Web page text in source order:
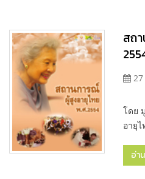
สถ
27
โดย
อายุ
อ่า